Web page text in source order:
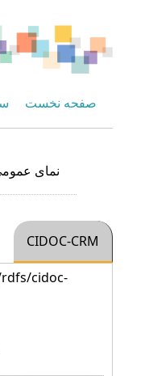
صفحه نخست
نمای
CIDOC-CRM
cidoc-